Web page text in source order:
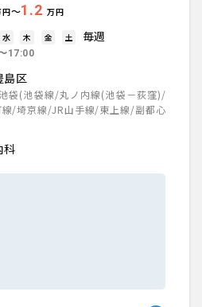
円〜1.2 万円
水 木 金 土 毎週
17:00
島区
袋(池袋線/丸ノ内線(池袋－荻窪)/
線/埼京線/JR山手線/東上線/副都心
科